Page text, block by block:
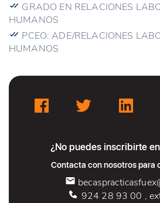
GRADO EN RELACIONES
HUMANOS
PCEO: ADE/RELACIONES
HUMANOS
¿No puedes inscribirte
Contacta con nosotros para
924 28 93 00 ,